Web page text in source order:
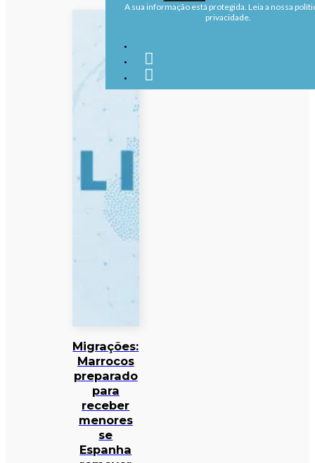
Migrações:
Marrocos
preparado
para
receber
menores
se
Espanha
A sua informação está protegida. Leia a nossa
privacidade.